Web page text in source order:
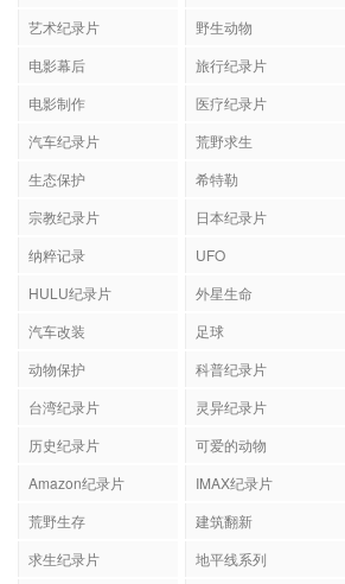
艺术纪录片
野生动物
电影幕后
旅行纪录片
电影制作
医疗纪录片
汽车纪录片
荒野求生
生态保护
希特勒
宗教纪录片
日本纪录片
纳粹记录
UFO
HULU纪录片
外星生命
汽车改装
足球
动物保护
科普纪录片
台湾纪录片
灵异纪录片
历史纪录片
可爱的动物
Amazon纪录片
IMAX纪录片
荒野生存
建筑翻新
求生纪录片
地平线系列